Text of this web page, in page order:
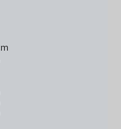
Invernale